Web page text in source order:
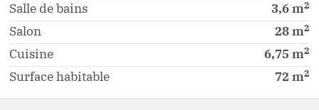
Salle de bains 3,6 m2
Salon 28 m2
Cuisine 6,75 m2
Surface habitable 72 m2